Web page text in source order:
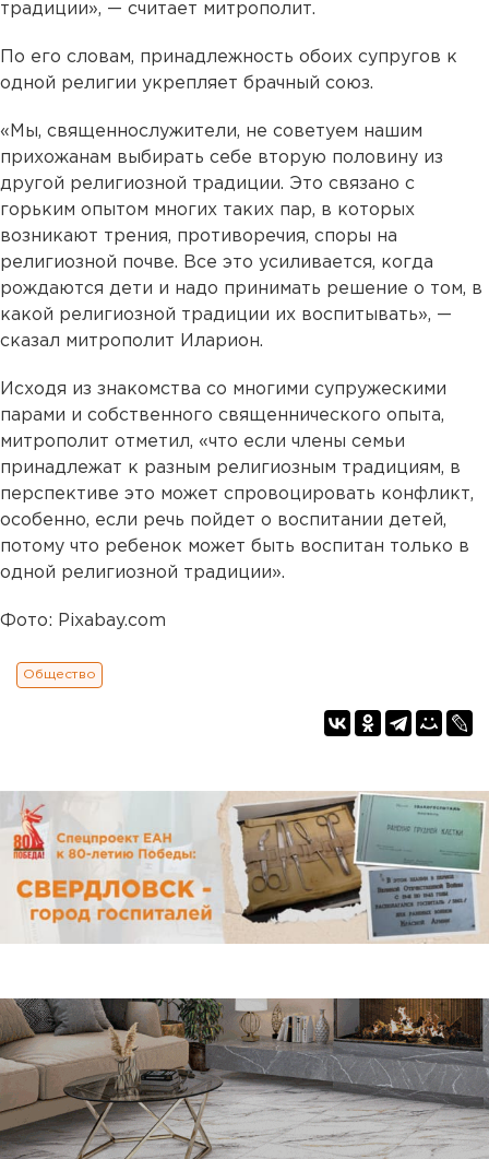
традиции», — считает митрополит.
По его словам, принадлежность обоих супругов к
одной религии укрепляет брачный союз.
«Мы, священнослужители, не советуем нашим
прихожанам выбирать себе вторую половину из
другой религиозной традиции. Это связано с
горьким опытом многих таких пар, в которых
возникают трения, противоречия, споры на
религиозной почве. Все это усиливается, когда
рождаются дети и надо принимать решение о том, в
какой религиозной традиции их воспитывать», —
сказал митрополит Иларион.
Исходя из знакомства со многими супружескими
парами и собственного священнического опыта,
митрополит отметил, «что если члены семьи
принадлежат к разным религиозным традициям, в
перспективе это может спровоцировать конфликт,
особенно, если речь пойдет о воспитании детей,
потому что ребенок может быть воспитан только в
одной религиозной традиции».
Фото: Pixabay.com
Общество